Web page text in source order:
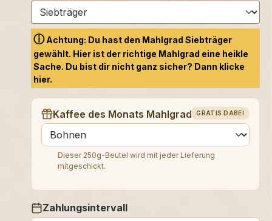
ⓘAchtung: Du hast den Mahlgrad Siebträger
gewählt. Hier ist der richtige Mahlgrad eine heikle
Sache. Du bist dir nicht ganz sicher? Dann klicke
hier.
GRATIS DABEI
Kaffee des Monats Mahlgrad (250 g)
auswählen
Dieser 250g-Beutel wird mit jeder Lieferung
mitgeschickt.
Zahlungsintervall
auswählen